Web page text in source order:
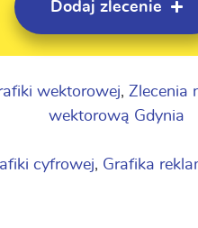
Dodaj zlecenie
wektorowej, Zlecenia
wektorową Gdynia
cyfrowej, Grafika